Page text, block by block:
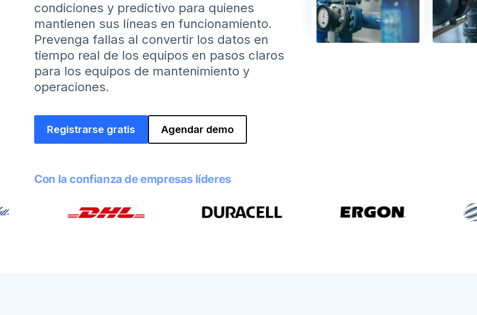
condiciones y predictivo para quienes
mantienen sus líneas en funcionamiento.
Prevenga fallas al convertir los datos en
tiempo real de los equipos en pasos claros
para los equipos de mantenimiento y
operaciones.
Registrarse gratis Agendar demo
Con la confianza de empresas líderes